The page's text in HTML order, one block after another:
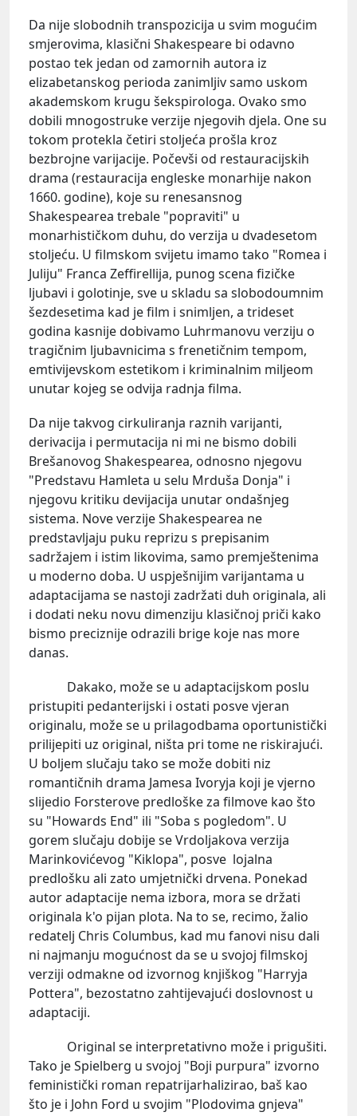
Da nije slobodnih transpozicija u svim mogućim
smjerovima, klasični Shakespeare bi odavno
postao tek jedan od zamornih autora iz
elizabetanskog perioda zanimljiv samo uskom
akademskom krugu šekspirologa. Ovako smo
dobili mnogostruke verzije njegovih djela. One su
tokom protekla četiri stoljeća prošla kroz
bezbrojne varijacije. Počevši od restauracijskih
drama (restauracija engleske monarhije nakon
1660. godine), koje su renesansnog
Shakespearea trebale "popraviti" u
monarhističkom duhu, do verzija u dvadesetom
stoljeću. U filmskom svijetu imamo tako "Romea i
Juliju" Franca Zeffirellija, punog scena fizičke
ljubavi i golotinje, sve u skladu sa slobodoumnim
šezdesetima kad je film i snimljen, a trideset
godina kasnije dobivamo Luhrmanovu verziju o
tragičnim ljubavnicima s frenetičnim tempom,
emtivijevskom estetikom i kriminalnim miljeom
unutar kojeg se odvija radnja filma.
Da nije takvog cirkuliranja raznih varijanti,
derivacija i permutacija ni mi ne bismo dobili
Brešanovog Shakespearea, odnosno njegovu
"Predstavu Hamleta u selu Mrduša Donja" i
njegovu kritiku devijacija unutar ondašnjeg
sistema. Nove verzije Shakespearea ne
predstavljaju puku reprizu s prepisanim
sadržajem i istim likovima, samo premještenima
u moderno doba. U uspješnijim varijantama u
adaptacijama se nastoji zadržati duh originala, ali
i dodati neku novu dimenziju klasičnoj priči kako
bismo preciznije odrazili brige koje nas more
danas.
Dakako, može se u adaptacijskom poslu
pristupiti pedanterijski i ostati posve vjeran
originalu, može se u prilagodbama oportunistički
prilijepiti uz original, ništa pri tome ne riskirajući.
U boljem slučaju tako se može dobiti niz
romantičnih drama Jamesa Ivoryja koji je vjerno
slijedio Forsterove predloške za filmove kao što
su "Howards End" ili "Soba s pogledom". U
gorem slučaju dobije se Vrdoljakova verzija
Marinkovićevog "Kiklopa", posve lojalna
predlošku ali zato umjetnički drvena. Ponekad
autor adaptacije nema izbora, mora se držati
originala k'o pijan plota. Na to se, recimo, žalio
redatelj Chris Columbus, kad mu fanovi nisu dali
ni najmanju mogućnost da se u svojoj filmskoj
verziji odmakne od izvornog knjiškog "Harryja
Pottera", bezostatno zahtijevajući doslovnost u
adaptaciji.
Original se interpretativno može i prigušiti.
Tako je Spielberg u svojoj "Boji purpura" izvorno
feministički roman repatrijarhalizirao, baš kao
što je i John Ford u svojim "Plodovima gnjeva"